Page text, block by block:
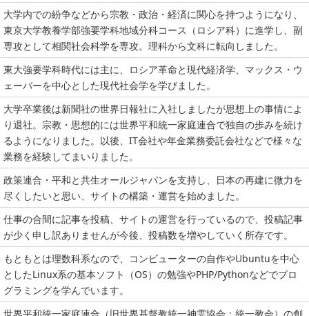
大学内での紛争などから宗教・政治・経済に関心を持つようになり、
東京大学教養学部強要学科地域分科コース（ロシア科）に進学し、副
専攻として相関社会科学を専攻。理科から文科に転向しました。
東大強要学科時代には主に、ロシア革命と現代経済学、マックス・ウ
ェーバーを中心とした現代社会学を学びました。
大学卒業後は新聞社の世界日報社に入社しましたが思想上の事情によ
り退社。宗教・思想的には世界平和統一家庭連合で独自の歩みを続け
るようになりました。以後、IT会社や年金業務委託会社などで様々な
業務を経験してまいりました。
政策連合・平和と共生オールジャパンを支持し、日本の再建に微力を
尽くしたいと思い、サイトの構築・運営を始めました。
仕事の合間に記事を投稿、サイトの運営を行っているので、投稿記事
が少く申し訳ありませんが今後、投稿数を増やしていく所存です。
もともとは理数科系なので、コンビューターの自作やUbuntuを中心
としたLinux系の基本ソフト（OS）の勉強やPHP/Pythonなどでプロ
グラミングを学んでいます。